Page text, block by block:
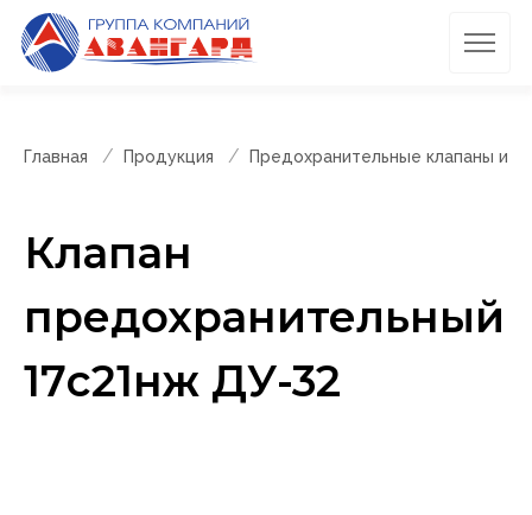
Главная Продукция Предохранительные клапаны и
Клапан
предохранительный
17с21нж ДУ-32